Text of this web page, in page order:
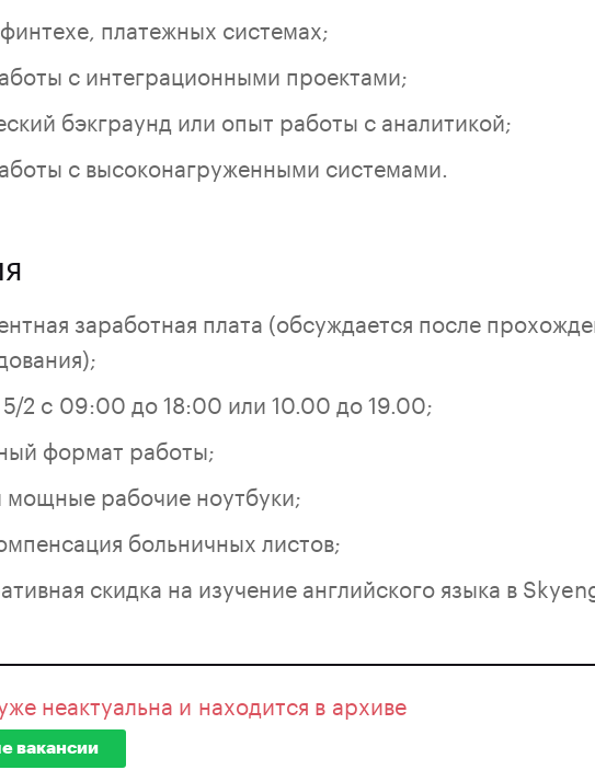
платежных системах;
с интеграционными проектами;
бэкграунд или опыт работы с аналитикой;
с высоконагруженными системами.
заработная плата (обсуждается после
2 c 09:00 до 18:00 или 10.00 до 19.00;
формат работы;
рабочие ноутбуки;
больничных листов;
скидка на изучение английского языка в
неактуальна и находится в архиве
вакансии